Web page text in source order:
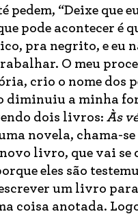
pedem, “Deixe que
pode acontecer é
pra negrito, e eu
O meu
crio o nome dos
diminuiu a minha
dois livros: Às
novela, chama-se
livro, que vai se
eles são
um livro
coisa anotada.